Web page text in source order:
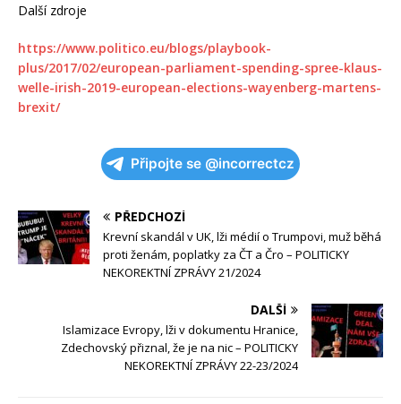
Další zdroje
https://www.politico.eu/blogs/playbook-
plus/2017/02/european-parliament-spending-spree-klaus-
welle-irish-2019-european-elections-wayenberg-martens-
brexit/
Připojte se @incorrectcz
PŘEDCHOZÍ
Krevní skandál v UK, lži médií o Trumpovi, muž běhá
proti ženám, poplatky za ČT a Čro – POLITICKY
NEKOREKTNÍ ZPRÁVY 21/2024
DALŠÍ
Islamizace Evropy, lži v dokumentu Hranice,
Zdechovský přiznal, že je na nic – POLITICKY
NEKOREKTNÍ ZPRÁVY 22-23/2024